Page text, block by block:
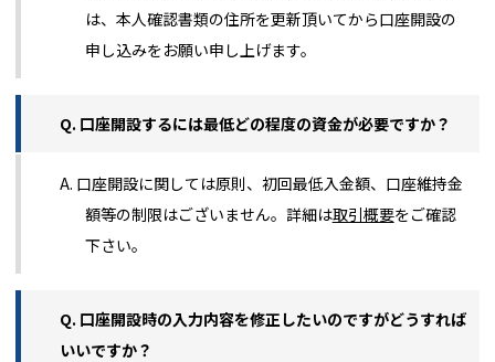
は、本人確認書類の住所を更新頂いてから口座開設の
申し込みをお願い申し上げます。
Q. 口座開設するには最低どの程度の資金が必要ですか？
A. 口座開設に関しては原則、初回最低入金額、口座維持金
額等の制限はございません。詳細は取引概要をご確認
下さい。
Q. 口座開設時の入力内容を修正したいのですがどうすれば
いいですか？